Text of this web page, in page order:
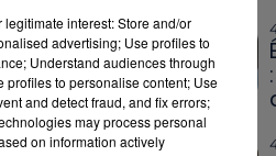
interest: Store and/or
advertising; Use profiles to
Understand audiences through
profiles to personalise content; Use
and detect fraud, and fix errors;
may process personal
on information actively